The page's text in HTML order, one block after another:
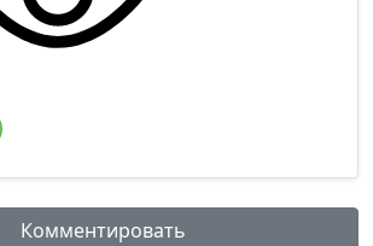
Комментировать